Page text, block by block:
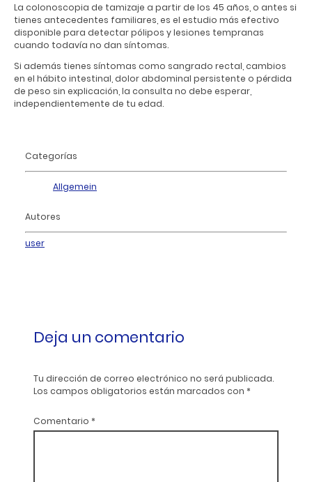
La colonoscopia de tamizaje a partir de los 45 años, o antes si
tienes antecedentes familiares, es el estudio más efectivo
disponible para detectar pólipos y lesiones tempranas
cuando todavía no dan síntomas.
Si además tienes síntomas como sangrado rectal, cambios
en el hábito intestinal, dolor abdominal persistente o pérdida
de peso sin explicación, la consulta no debe esperar,
independientemente de tu edad.
Categorías
Allgemein
Autores
user
Deja un comentario
Tu dirección de correo electrónico no será publicada.
Los campos obligatorios están marcados con *
Comentario *